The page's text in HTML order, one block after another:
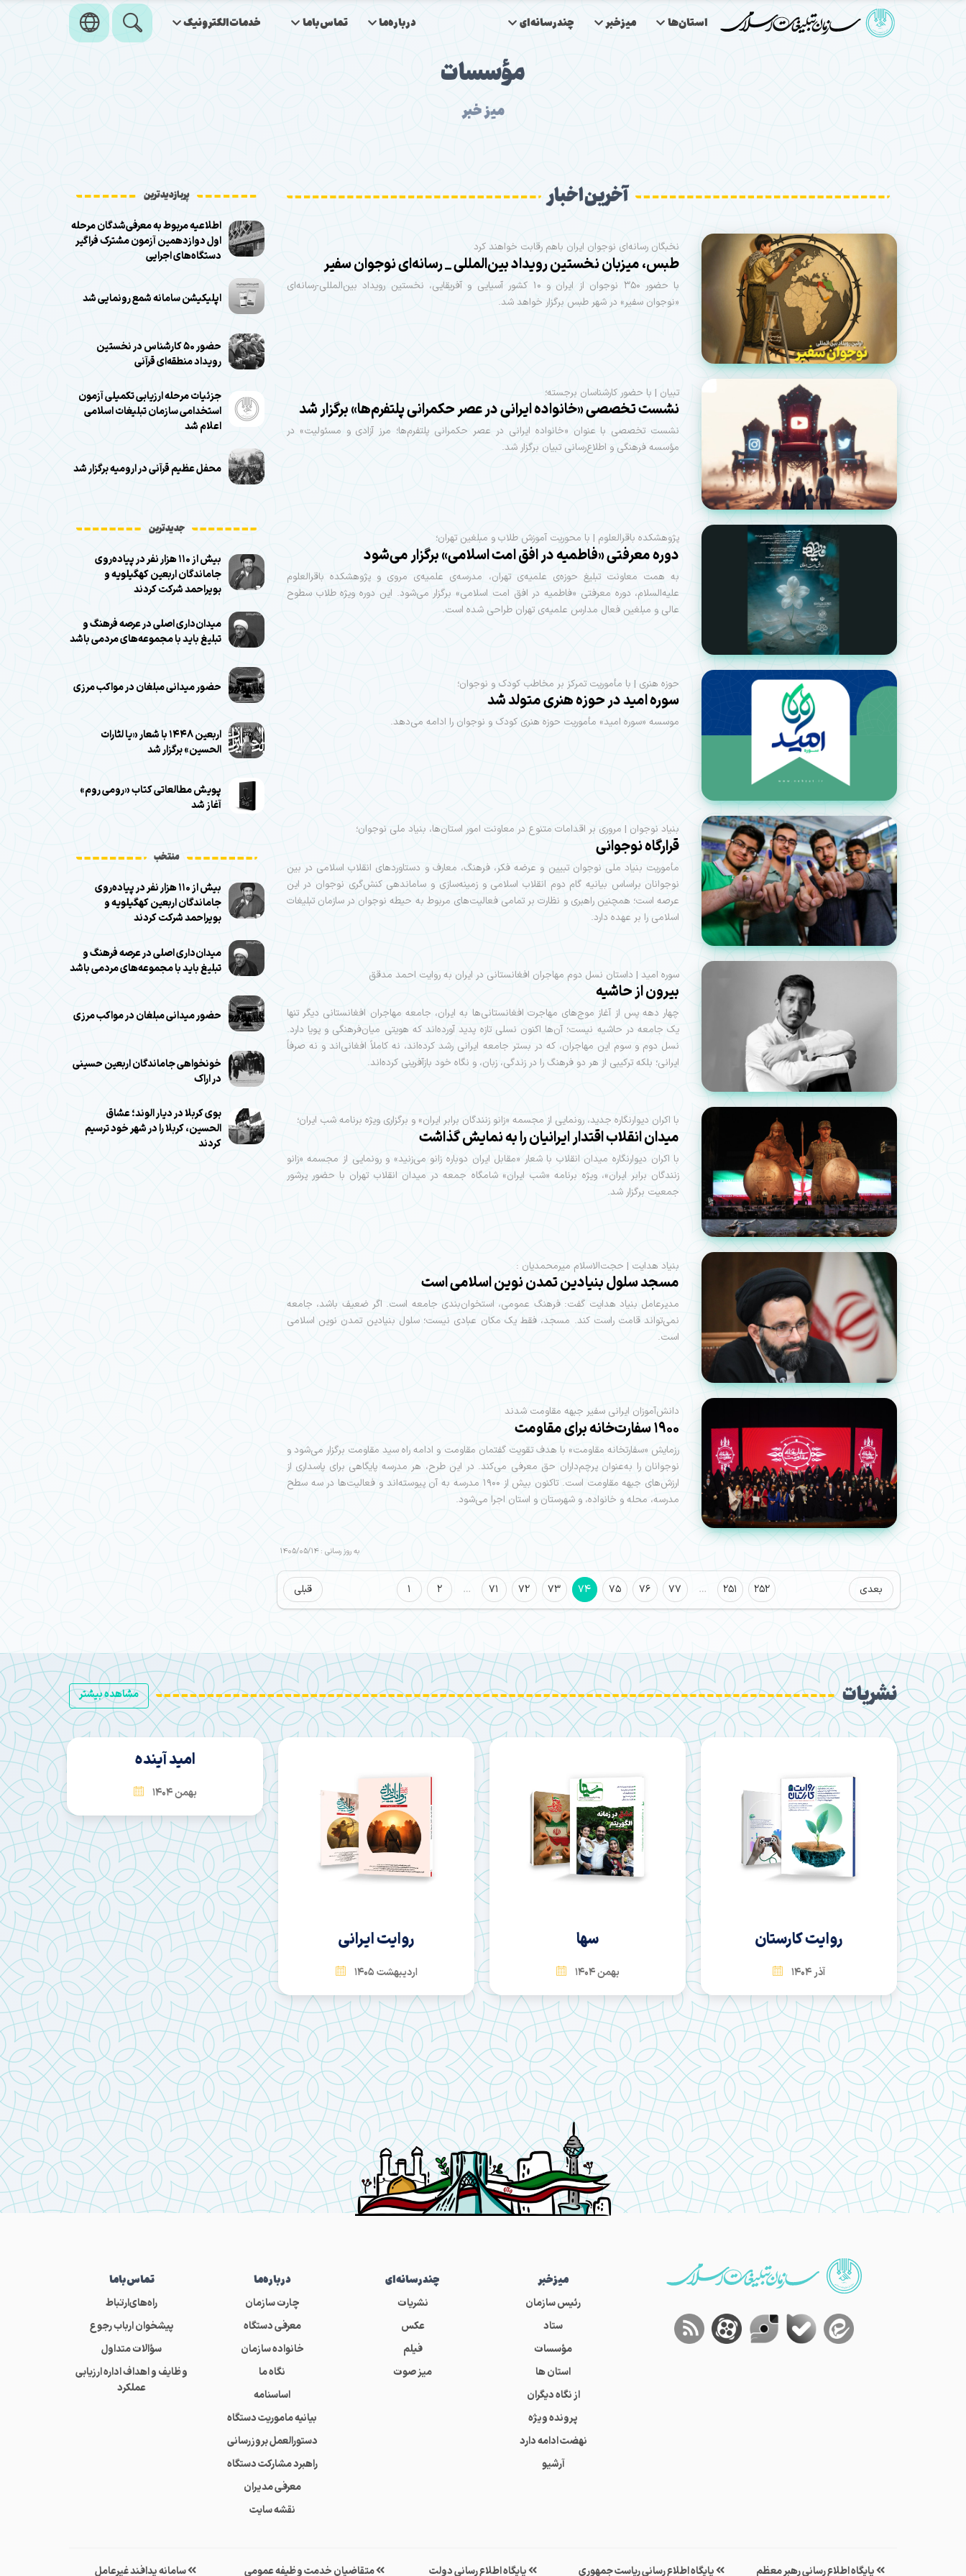
استان‌ها میزخبر چندرسانه‌ای درباره‌ما تماس‌باما خدمات‌الکترونیک
مؤسسات
میز خبر
آخرین اخبار
نخبگان رسانه‌ای نوجوان ایران باهم رقابت خواهند کرد
طبس، میزبان نخستین رویداد بین‌المللی _ رسانه‌ای نوجوان سفیر
با حضور ۳۵۰ نوجوان از ایران و ۱۰ کشور آسیایی و آفریقایی، نخستین رویداد بین‌المللی-رسانه‌ای
«نوجوان سفیر» در شهر طبس برگزار خواهد شد.
تبیان | با حضور کارشناسان برجسته؛
نشست تخصصی «خانواده ایرانی در عصر حکمرانی پلتفرم‌ها» برگزار شد
نشست تخصصی با عنوان «خانواده ایرانی در عصر حکمرانی پلتفرم‌ها؛ مرز آزادی و مسئولیت» در
مؤسسه فرهنگی و اطلاع‌رسانی تبیان برگزار شد.
پژوهشکده باقرالعلوم | با محوریت آموزش طلاب و مبلغین تهران؛
دوره معرفتی «فاطمیه در افق امت اسلامی» برگزار می‌شود
به همت معاونت تبلیغ حوزه‌ی علمیه‌ی تهران، مدرسه‌ی علمیه‌ی مروی و پژوهشکده باقرالعلوم
علیه‌السلام، دوره معرفتی «فاطمیه در افق امت اسلامی» برگزار می‌شود. این دوره ویژه طلاب سطوح
عالی و مبلغین فعال مدارس علمیه‌ی تهران طراحی شده است.
حوزه هنری | با مأموریت تمرکز بر مخاطب کودک و نوجوان؛
سوره امید در حوزه هنری متولد شد
موسسه «سوره امید» مأموریت حوزه هنری کودک و نوجوان را ادامه می‌دهد.
بنیاد نوجوان | مروری بر اقدامات متنوع در معاونت امور استان‌ها، بنیاد ملی نوجوان؛
قرارگاه نوجوانی
مأموریت بنیاد ملی نوجوان تبیین و عرضه فکر، فرهنگ، معارف و دستاوردهای انقلاب اسلامی در بین
نوجوانان براساس بیانیه گام دوم انقلاب اسلامی و زمینه‌سازی و ساماندهی کنش‌گری نوجوان در این
عرصه است؛ همچنین راهبری و نظارت بر تمامی فعالیت‌های مربوط به حیطه نوجوان در سازمان تبلیغات
اسلامی را بر عهده دارد.
سوره امید | داستان نسل دوم مهاجران افغانستانی در ایران به روايت احمد مدقق
بيرون از حاشيه
چهار دهه پس از آغاز موج‌های مهاجرت افغانستانی‌ها به ایران، جامعه مهاجران افغانستانی دیگر تنها
یک جامعه در حاشیه نیست؛ آن‌ها اکنون نسلی تازه پدید آورده‌اند که هویتی میان‌فرهنگی و پویا دارد.
نسل دوم و سوم این مهاجران، که در بستر جامعه ایرانی رشد کرده‌اند، نه کاملاً افغانی‌اند و نه صرفاً
ایرانی؛ بلکه ترکیبی از هر دو فرهنگ را در زندگی، زبان، و نگاه خود بازآفرینی کرده‌اند.
با اکران دیوارنگاره جدید، رونمایی از مجسمه «زانو زنندگان برابر ایران» و برگزاری ویژه برنامه شب ایران؛
میدان انقلاب اقتدار ایرانیان را به نمایش گذاشت
با اکران دیوارنگاره میدان انقلاب با شعار «مقابل ایران دوباره زانو می‌زنید» و رونمایی از مجسمه «زانو
زنندگان برابر ایران»، ویژه‌ برنامه «شب ایران» شامگاه جمعه در میدان انقلاب تهران با حضور پرشور
جمعیت برگزار شد.
بنیاد هدایت | حجت‌الاسلام میرمحمدیان :
مسجد سلول بنیادین تمدن نوین اسلامی است
مدیرعامل بنیاد هدایت گفت: فرهنگ عمومی، استخوان‌بندی جامعه است. اگر ضعیف باشد، جامعه
نمی‌تواند قامت راست کند. مسجد، فقط یک مکان عبادی نیست؛ سلول بنیادین تمدن نوین اسلامی
است.
دانش‌آموزان ایرانی سفیر جبهه مقاومت شدند
۱۹۰۰ سفارت‌خانه برای مقاومت
رزمایش «سفارتخانه مقاومت» با هدف تقویت گفتمان مقاومت و ادامه راه سید مقاومت برگزار می‌شود و
نوجوانان را به‌عنوان پرچم‌داران حق معرفی می‌کند. در این طرح، هر مدرسه پایگاهی برای پاسداری از
ارزش‌های جبهه مقاومت است. تاکنون بیش از ۱۹۰۰ مدرسه به آن پیوسته‌اند و فعالیت‌ها در سه سطح
مدرسه، محله و خانواده، و شهرستان و استان اجرا می‌شود.
به روز رسانی : 1405/05/14
قبلی بعدی 1 2 … 71 72 73 74 75 76 77 … 251 252
پربازدیدترین
اطلاعیه مربوط به معرفی‌شدگان مرحله
اول دوازدهمین آزمون مشترک فراگیر
دستگاه‌های اجرایی
اپلیکیشن سامانه شمع رونمایی شد
حضور ۵۰ کارشناس در نخستین
رویداد منطقه‌ای قرآنی
جزئیات مرحله ارزیابی تکمیلی آزمون
استخدامی سازمان تبلیغات اسلامی
اعلام شد
محفل عظیم قرآنی در ارومیه برگزار شد
جدیدترین
بیش از ۱۱۰ هزار نفر در پیاده‌روی
جاماندگان اربعین کهگیلویه و
بویراحمد شرکت کردند
میدان‌داری اصلی در عرصه فرهنگ و
تبلیغ باید با مجموعه‌های مردمی باشد
حضور میدانی مبلغان در مواکب مرزی
اربعین ۱۴۴۸ با شعار «یا لثارات
الحسین» برگزار شد
پویش مطالعاتی کتاب «رومی روم»
آغاز شد
منتخب
بیش از ۱۱۰ هزار نفر در پیاده‌روی
جاماندگان اربعین کهگیلویه و
بویراحمد شرکت کردند
میدان‌داری اصلی در عرصه فرهنگ و
تبلیغ باید با مجموعه‌های مردمی باشد
حضور میدانی مبلغان در مواکب مرزی
خونخواهی جاماندگان اربعین حسینی
در اراک
بوی کربلا در دیار الوند؛ عشاق
الحسین، کربلا را در شهر خود ترسیم
کردند
مشاهده بیشتر نشریات
روایت کارستان
آذر 1404
سها
بهمن 1404
روایت ایرانی
اردیبهشت 1405
امید آینده
بهمن 1404
میز‌خبر
رئیس سازمان
ستاد
مؤسسات
استان ها
از نگاه دیگران
پرونده ویژه
نهضت ادامه دارد
آرشیو
چندرسانه‌ای
نشریات
عکس
فیلم
میز صوت
درباره‌ما
چارت سازمان
معرفی دستگاه
خانواده سازمان
نگاه ما
اساسنامه
بیانیه ماموریت دستگاه
دستورالعمل بروزرسانی
راهبرد مشارکت دستگاه
معرفی مدیران
نقشه سایت
تماس‌باما
راه‌های‌ارتباط
پیشخوان ارباب رجوع
سؤالات متداول
وظایف و اهداف اداره ارزیابی
عملکرد
پایگاه اطلاع رسانی رهبر معظم پایگاه اطلاع رسانی ریاست جمهوری پایگاه اطلاع رسانی دولت متقاضیان خدمت وظیفه عمومی سامانه پدافند غیرعامل